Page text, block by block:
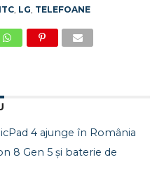
, LG, TELEFOANE
4 ajunge în România
8 Gen 5 și baterie de